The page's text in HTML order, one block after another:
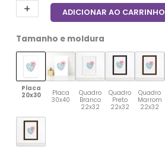
-
+ ADICIONAR AO CARRINHO
Tamanho e moldura
Placa
20x30
Placa
30x40
Quadro
Branco
22x32
Quadro
Preto
22x32
Quadro
Marrom
22x32